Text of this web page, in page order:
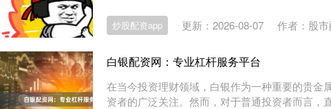
炒股配资app 更新：2026-08-07 作者：股
白银配资网：专业杠杆服务平台
在当今投资理财领域，白银作为一种重要的贵金
资者的广泛关注。然而，对于普通投资者而言，